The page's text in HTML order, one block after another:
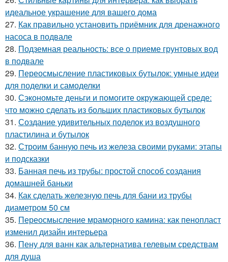
идеальное украшение для вашего дома
27. Как правильно установить приёмник для дренажного
насоса в подвале
28. Подземная реальность: все о приеме грунтовых вод
в подвале
29. Переосмысление пластиковых бутылок: умные идеи
для поделки и самоделки
30. Сэкономьте деньги и помогите окружающей среде:
что можно сделать из больших пластиковых бутылок
31. Создание удивительных поделок из воздушного
пластилина и бутылок
32. Строим банную печь из железа своими руками: этапы
и подсказки
33. Банная печь из трубы: простой способ создания
домашней баньки
34. Как сделать железную печь для бани из трубы
диаметром 50 см
35. Переосмысление мраморного камина: как пенопласт
изменил дизайн интерьера
36. Пену для ванн как альтернатива гелевым средствам
для душа